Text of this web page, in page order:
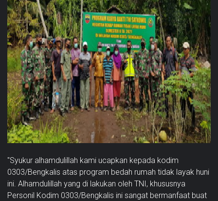
"Syukur alhamdulillah kami ucapkan kepada kodim
0303/Bengkalis atas program bedah rumah tidak layak huni
ini. Alhamdulillah yang di lakukan oleh TNI, khususnya
Personil Kodim 0303/Bengkalis ini sangat bermanfaat buat